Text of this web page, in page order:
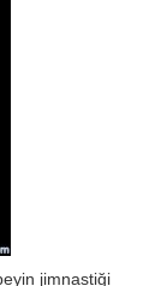
jimnastiği